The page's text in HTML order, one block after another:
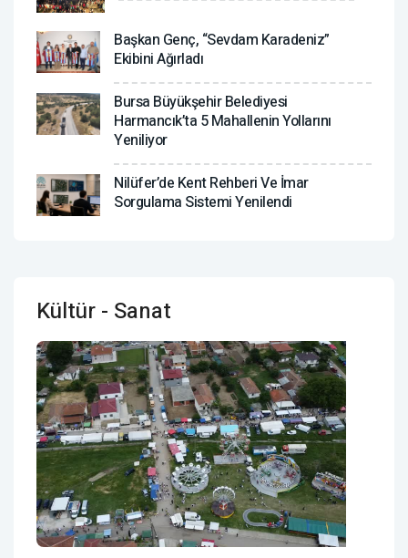
Başkan Genç, “Sevdam Karadeniz”
Ekibini Ağırladı
Bursa Büyükşehir Belediyesi
Harmancık’ta 5 Mahallenin Yollarını
Yeniliyor
Nilüfer’de Kent Rehberi Ve İmar
Sorgulama Sistemi Yenilendi
Kültür - Sanat